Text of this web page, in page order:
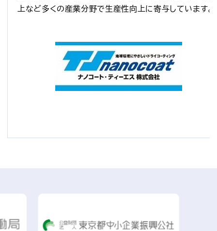
上など多くの産業分野で生産性向上に寄与しています。